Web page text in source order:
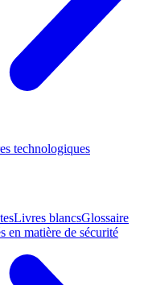
technologiques
Livres blancsGlossaire
en matière de sécurité